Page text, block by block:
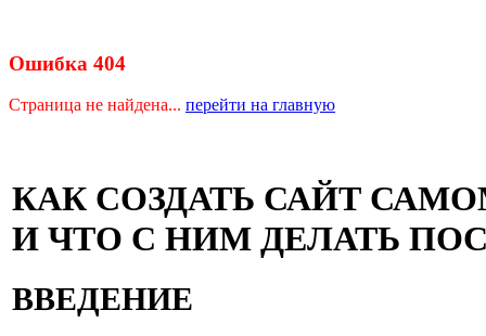
Ошибка 404
Страница не найдена... перейти на главную
КАК СОЗДАТЬ САЙТ
И ЧТО С НИМ ДЕЛАТЬ
ВВЕДЕНИЕ